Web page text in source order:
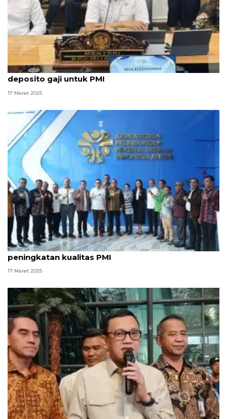
Pemerintah wajibkan pemberi kerja Saudi miliki
deposito gaji untuk PMI
17 Maret 2025
KP2MI terima delegasi Gubernur NTT bahas
peningkatan kualitas PMI
17 Maret 2025